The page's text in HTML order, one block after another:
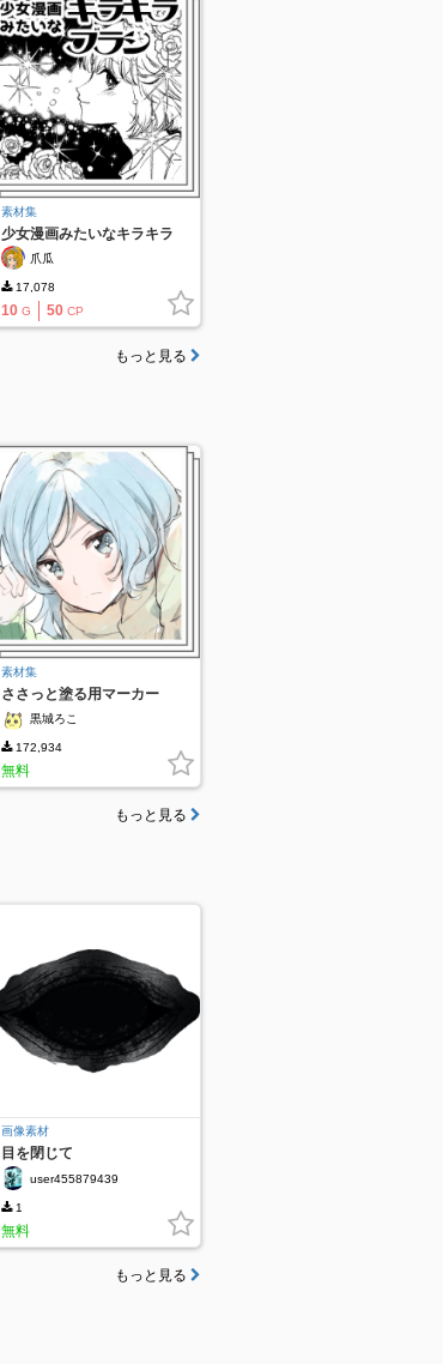
素材集
少女漫画みたいなキラキラ
ブラシ爪瓜
17,078
10 G 50 CP
もっと見る
素材集
ささっと塗る用マーカー
黒城ろこ
172,934
無料
もっと見る
画像素材
目を閉じて
user455879439
1
無料
もっと見る